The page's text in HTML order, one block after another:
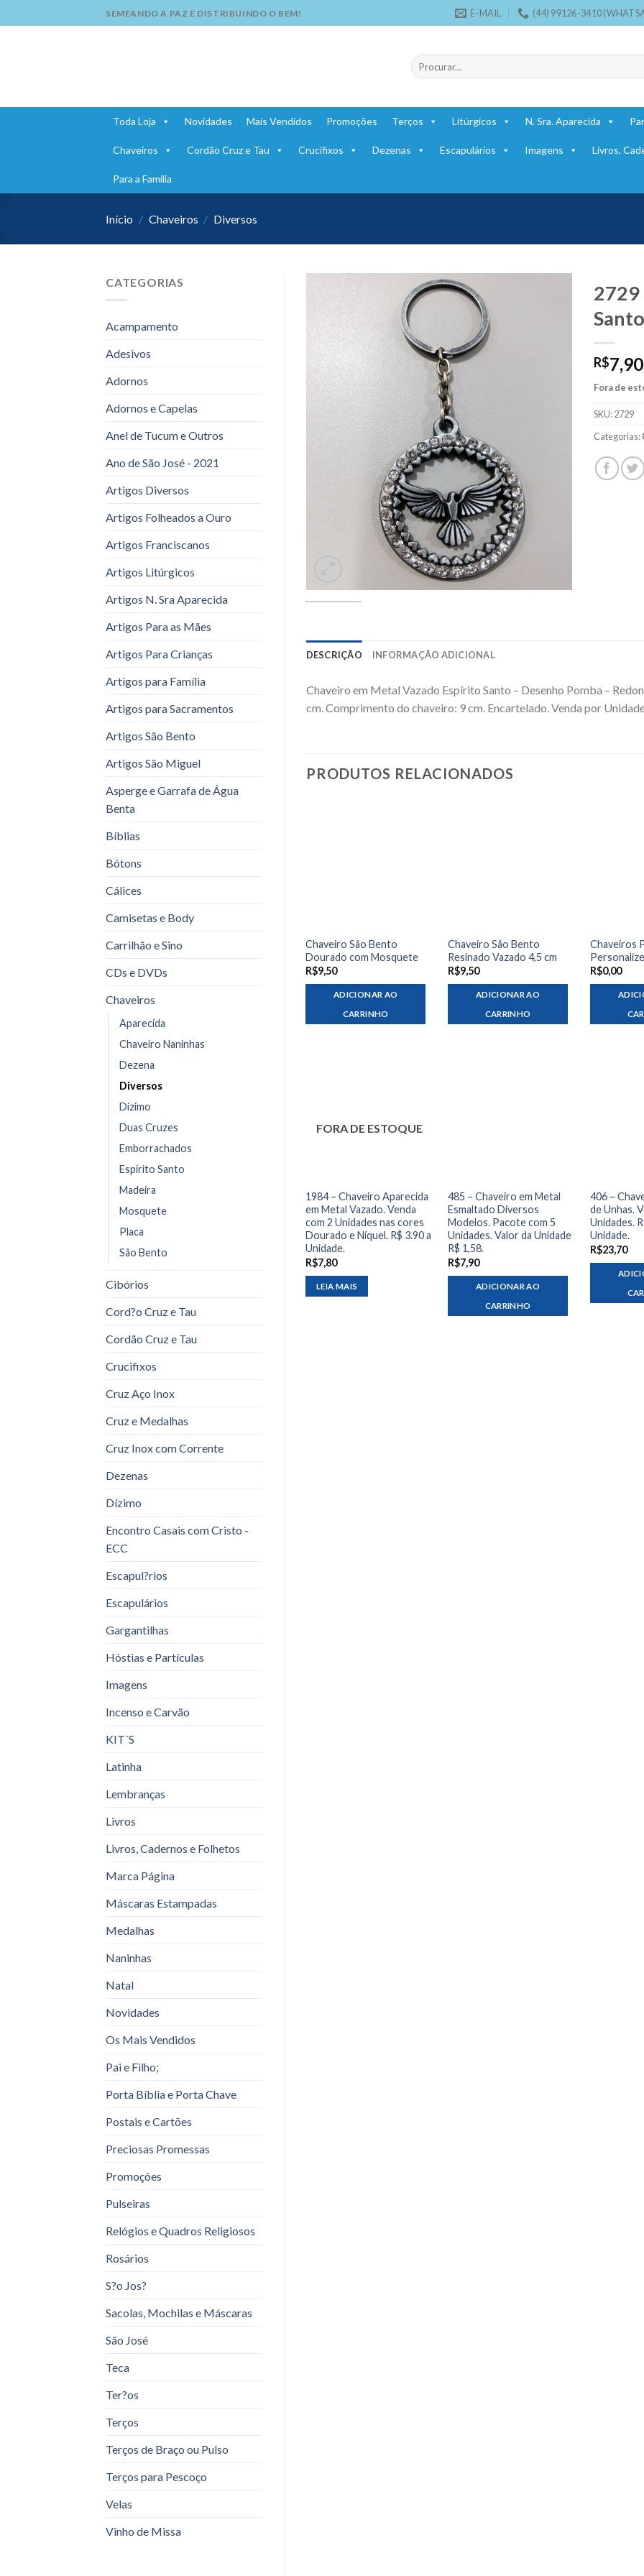
to
SEMEANDO A PAZ E DISTRIBUINDO O BEM! E-MAIL (44) 99126-3410
Pesquisar
por:
Toda Loja Novidades Mais Vendidos Promoções Terços Litúrgicos N. Sra. Aparecida
Chaveiros Cordão Cruz e Tau Crucifixos Dezenas Escapulários Imagens Livros,
Para a Família
Início / Chaveiros / Diversos
CATEGORIAS
Acampamento
Adesivos
Adornos
Adornos e Capelas
Anel de Tucum e Outros
Ano de São José - 2021
Artigos Diversos
Artigos Folheados a Ouro
Artigos Franciscanos
Artigos Litúrgicos
Artigos N. Sra Aparecida
Artigos Para as Mães
Artigos Para Crianças
Artigos para Família
Artigos para Sacramentos
Artigos São Bento
Artigos São Miguel
Asperge e Garrafa de Água
Benta
Bíblias
Bótons
Cálices
Camisetas e Body
Carrilhão e Sino
CDs e DVDs
Chaveiros
Aparecida
Chaveiro Naninhas
Dezena
Diversos
Dízimo
Duas Cruzes
Emborrachados
Espírito Santo
Madeira
Mosquete
Placa
São Bento
Cibórios
Cord?o Cruz e Tau
Cordão Cruz e Tau
Crucifixos
Cruz Aço Inox
Cruz e Medalhas
Cruz Inox com Corrente
Dezenas
Dízimo
Encontro Casais com Cristo -
ECC
Escapul?rios
Escapulários
Gargantilhas
Hóstias e Partículas
Imagens
Incenso e Carvão
KIT´S
Latinha
Lembranças
Livros
Livros, Cadernos e Folhetos
Marca Página
Máscaras Estampadas
Medalhas
Naninhas
Natal
Novidades
Os Mais Vendidos
Pai e Filho;
Porta Bíblia e Porta Chave
Postais e Cartões
Preciosas Promessas
Promoções
Pulseiras
Relógios e Quadros Religiosos
Rosários
S?o Jos?
Sacolas, Mochilas e Máscaras
São José
Teca
Ter?os
Terços
Terços de Braço ou Pulso
Terços para Pescoço
Velas
Vinho de Missa
2729
R$7,90
Fora de
SKU:2729
Categorias:
DESCRIÇÃO INFORMAÇÃO ADICIONAL
Chaveiro em Metal Vazado Espírito Santo – Desenho Pomba –
cm. Comprimento do chaveiro: 9 cm. Encartelado. Venda por
PRODUTOS RELACIONADOS
Chaveiro São Bento
Dourado com Mosquete
R$9,50
ADICIONAR AO
CARRINHO
Chaveiro São Bento
Resinado Vazado 4,5 cm
R$9,50
ADICIONAR AO
CARRINHO
Chaveiros
R$0,00
FORA DE ESTOQUE
1984 – Chaveiro Aparecida
em Metal Vazado. Venda
com 2 Unidades nas cores
Dourado e Níquel. R$ 3.90 a
Unidade.
R$7,80
LEIA MAIS
485 – Chaveiro em Metal
Esmaltado Diversos
Modelos. Pacote com 5
Unidades. Valor da Unidade
R$ 1,58.
R$7,90
ADICIONAR AO
CARRINHO
406 –
de Unhas.
Unidades.
Unidade.
R$23,70